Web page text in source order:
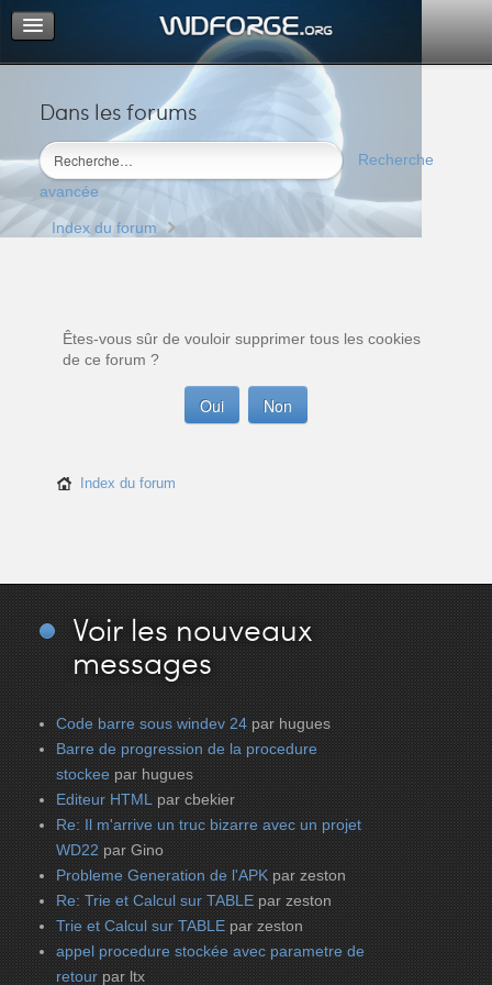
Dans les forums
Recherche
avancée
Portail
Index du forum
M’enregistrer
Connexion
Index du forum
Êtes-vous sûr de vouloir supprimer tous les cookies
de ce forum ?
Index du forum
Voir les nouveaux
messages
Code barre sous windev 24 par hugues
Barre de progression de la procedure
stockee par hugues
Editeur HTML par cbekier
Re: Il m'arrive un truc bizarre avec un projet
WD22 par Gino
Probleme Generation de l'APK par zeston
Re: Trie et Calcul sur TABLE par zeston
Trie et Calcul sur TABLE par zeston
appel procedure stockée avec parametre de
retour par ltx